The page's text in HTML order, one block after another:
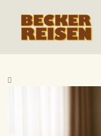
Zum Hauptinhalt